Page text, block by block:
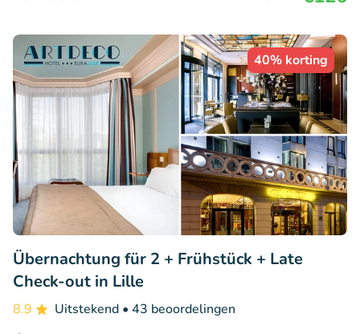
40% korting
Übernachtung für 2 + Frühstück + Late
Check-out in Lille
8.9 Uitstekend • 43 beoordelingen